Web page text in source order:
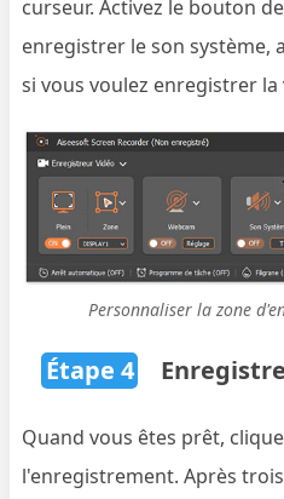
curseur. Activez le bouton
enregistrer le son système,
si vous voulez enregistrer la
Personnaliser la zone
Étape 4
Quand vous êtes prêt,
l'enregistrement. Après